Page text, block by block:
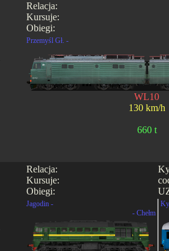
Relacja:
Kursuje:
Obiegi:
Przemyśl Gł. -
WL10
130 km/h
660 t
Relacja:
Kursuje:
Obiegi:
Jagodin -
- Chełm